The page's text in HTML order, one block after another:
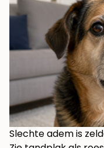
Slechte adem is